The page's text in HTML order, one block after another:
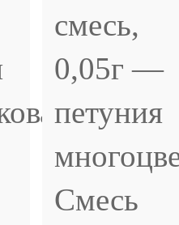
смесь,
0,05г —
петуния
Смесь